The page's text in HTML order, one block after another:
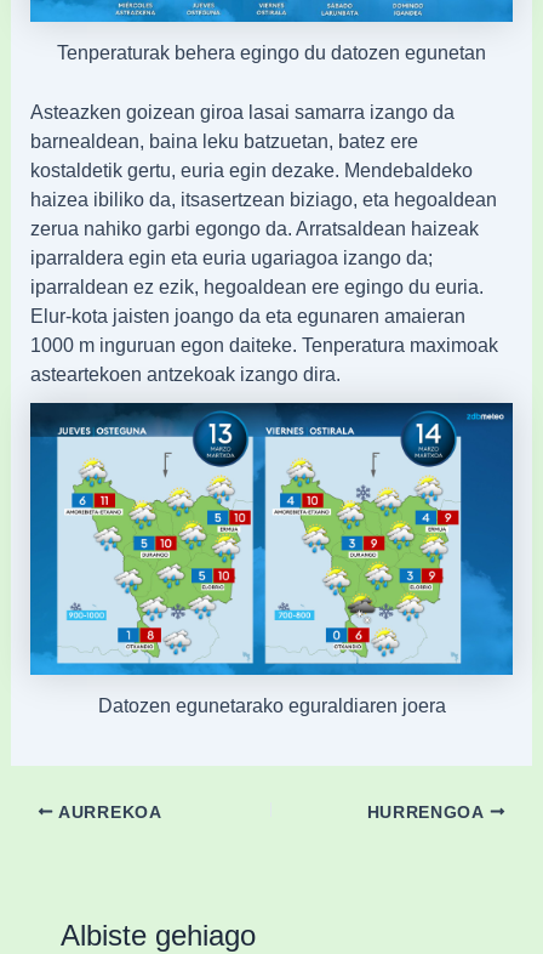
Tenperaturak behera egingo du datozen egunetan
Asteazken goizean giroa lasai samarra izango da
barnealdean, baina leku batzuetan, batez ere
kostaldetik gertu, euria egin dezake. Mendebaldeko
haizea ibiliko da, itsasertzean biziago, eta hegoaldean
zerua nahiko garbi egongo da. Arratsaldean haizeak
iparraldera egin eta euria ugariagoa izango da;
iparraldean ez ezik, hegoaldean ere egingo du euria.
Elur-kota jaisten joango da eta egunaren amaieran
1000 m inguruan egon daiteke. Tenperatura maximoak
asteartekoen antzekoak izango dira.
Datozen egunetarako eguraldiaren joera
AURREKOA HURRENGOA
Albiste gehiago